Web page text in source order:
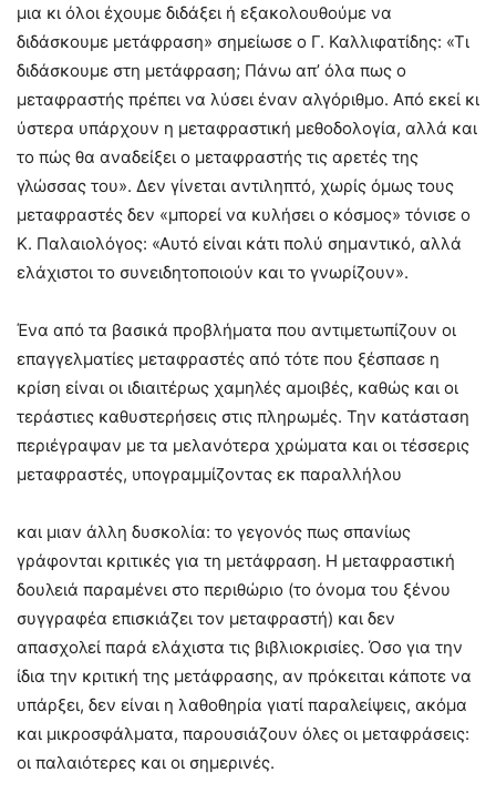
μια κι όλοι έχουμε διδάξει ή εξακολουθούμε να
διδάσκουμε μετάφραση» σημείωσε ο Γ. Καλλιφατίδης: «Τι
διδάσκουμε στη μετάφραση; Πάνω απ’ όλα πως ο
μεταφραστής πρέπει να λύσει έναν αλγόριθμο. Από εκεί κι
ύστερα υπάρχουν η μεταφραστική μεθοδολογία, αλλά και
το πώς θα αναδείξει ο μεταφραστής τις αρετές της
γλώσσας του». Δεν γίνεται αντιληπτό, χωρίς όμως τους
μεταφραστές δεν «μπορεί να κυλήσει ο κόσμος» τόνισε ο
Κ. Παλαιολόγος: «Αυτό είναι κάτι πολύ σημαντικό, αλλά
ελάχιστοι το συνειδητοποιούν και το γνωρίζουν».
Ένα από τα βασικά προβλήματα που αντιμετωπίζουν οι
επαγγελματίες μεταφραστές από τότε που ξέσπασε η
κρίση είναι οι ιδιαιτέρως χαμηλές αμοιβές, καθώς και οι
τεράστιες καθυστερήσεις στις πληρωμές. Την κατάσταση
περιέγραψαν με τα μελανότερα χρώματα και οι τέσσερις
μεταφραστές, υπογραμμίζοντας εκ παραλλήλου
και μιαν άλλη δυσκολία: το γεγονός πως σπανίως
γράφονται κριτικές για τη μετάφραση. Η μεταφραστική
δουλειά παραμένει στο περιθώριο (το όνομα του ξένου
συγγραφέα επισκιάζει τον μεταφραστή) και δεν
απασχολεί παρά ελάχιστα τις βιβλιοκρισίες. Όσο για την
ίδια την κριτική της μετάφρασης, αν πρόκειται κάποτε να
υπάρξει, δεν είναι η λαθοθηρία γιατί παραλείψεις, ακόμα
και μικροσφάλματα, παρουσιάζουν όλες οι μεταφράσεις:
οι παλαιότερες και οι σημερινές.